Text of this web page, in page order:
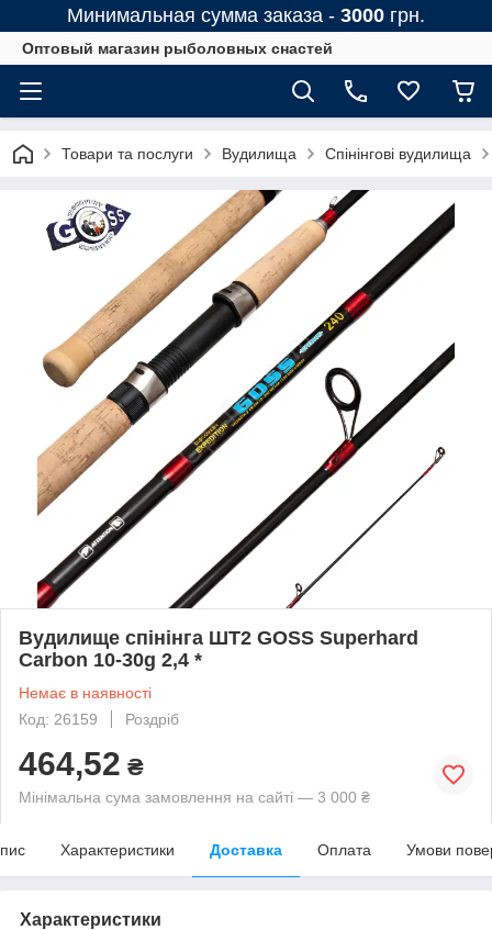
Минимальная сумма заказа - 3000 грн.
Оптовый магазин рыболовных снастей
Товари та послуги Вудилища Спінінгові вудилища
Вудилище спінінга ШТ2 GOSS Superhard
Carbon 10-30g 2,4 *
Немає в наявності
Код: 26159
Роздріб
464,52 ₴
Мінімальна сума замовлення на сайті — 3 000 ₴
Характеристики Доставка Оплата Умови
Характеристики